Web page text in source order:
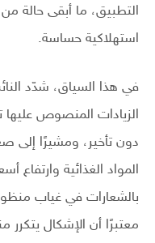
التطبيق، ما أبقى حالة
استهلاكية حساسة.
في هذا السياق، شدّد
الزيادات المنصوص عليها
دون تأخير، ومشيرًا إلى
المواد الغذائية وارتفاع
بالشعارات في غياب
معتبرًا أن الإشكال